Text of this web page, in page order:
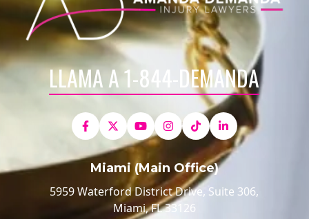
LLAMA A 1-844-DEMANDA
Miami (Main Office)
5959 Waterford District Drive, Suite 306,
Miami, FL 33126